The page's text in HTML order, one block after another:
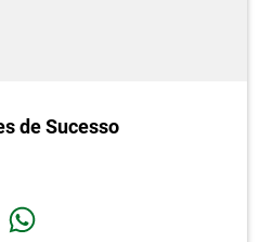
de Sucesso